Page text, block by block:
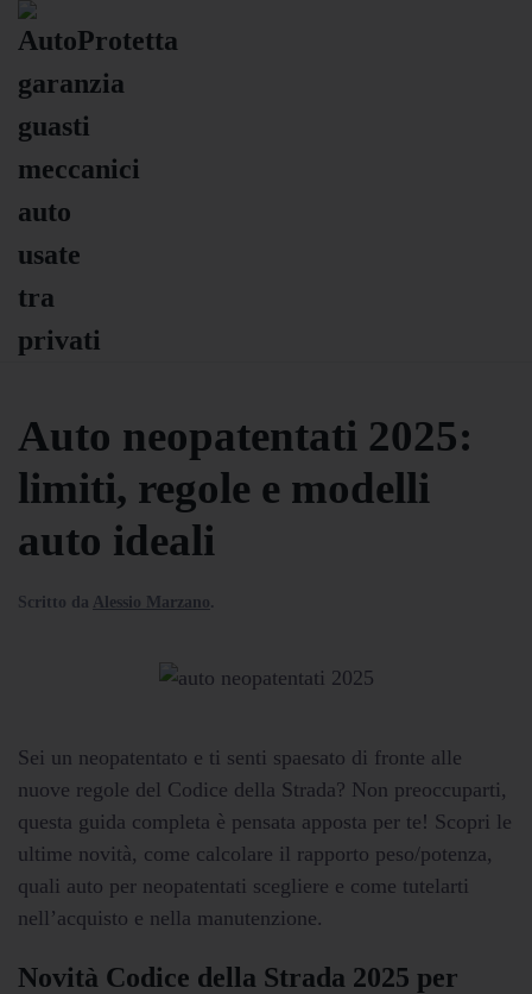
Auto neopatentati 2025:
limiti, regole e modelli
auto ideali
Scritto da Alessio Marzano.
Sei un neopatentato e ti senti spaesato di fronte alle
nuove regole del Codice della Strada? Non preoccuparti,
questa guida completa è pensata apposta per te! Scopri le
ultime novità, come calcolare il rapporto peso/potenza,
quali auto per neopatentati scegliere e come tutelarti
nell’acquisto e nella manutenzione.
Novità Codice della Strada 2025 per